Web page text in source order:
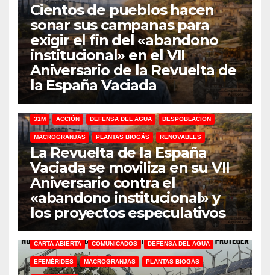
Cientos de pueblos hacen
sonar sus campanas para
exigir el fin del «abandono
institucional» en el VII
Aniversario de la Revuelta de
la España Vaciada
31M ACCIÓN DEFENSA DEL AGUA DESPOBLACION
MACROGRANJAS PLANTAS BIOGÁS RENOVABLES
La Revuelta de la España
Vaciada se moviliza en su VII
Aniversario contra el
«abandono institucional» y
los proyectos especulativos
CARTA ABIERTA COMUNICADOS DEFENSA DEL AGUA
EFEMÉRIDES MACROGRANJAS PLANTAS BIOGÁS